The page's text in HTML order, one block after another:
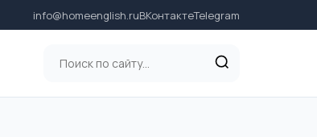
info@homeenglish.ruВКонтактеTelegram